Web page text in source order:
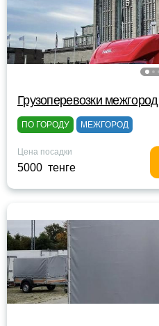
Грузоперевозки межгород
ПО ГОРОДУ МЕЖГОРОД
Цена посадки
5000 тенге